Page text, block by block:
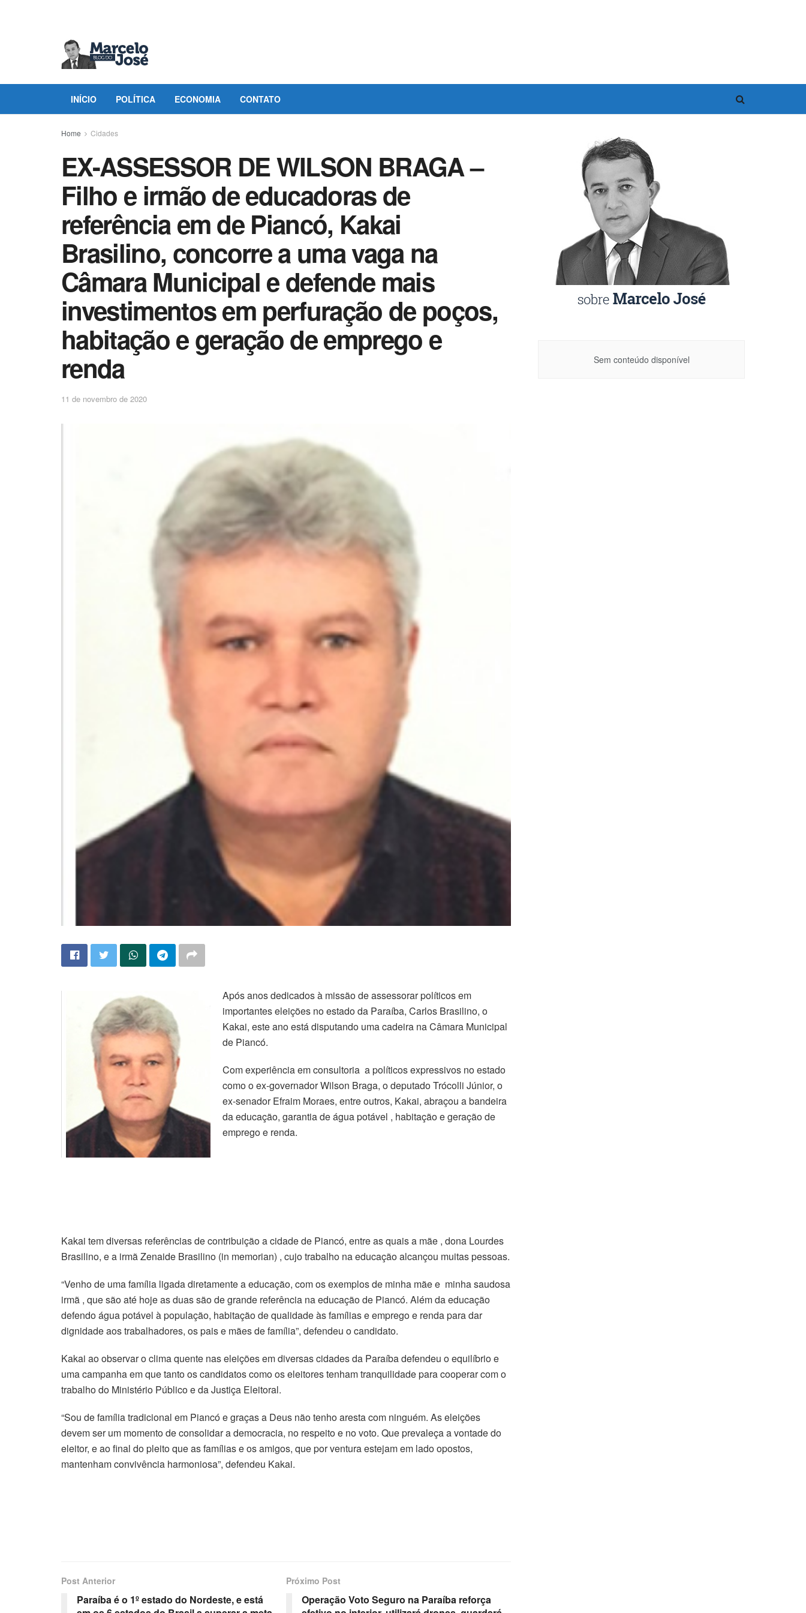
INÍCIO POLÍTICA ECONOMIA CONTATO
Home Cidades
EX-ASSESSOR DE WILSON BRAGA –
Filho e irmão de educadoras de
referência em de Piancó, Kakai
Brasilino, concorre a uma vaga na
Câmara Municipal e defende mais
investimentos em perfuração de poços,
habitação e geração de emprego e
renda
11 de novembro de 2020
Após anos dedicados à missão de assessorar políticos em
importantes eleições no estado da Paraíba, Carlos Brasilino, o
Kakai, este ano está disputando uma cadeira na Câmara Municipal
de Piancó.
Com experiência em consultoria a políticos expressivos no estado
como o ex-governador Wilson Braga, o deputado Trócolli Júnior, o
ex-senador Efraim Moraes, entre outros, Kakai, abraçou a bandeira
da educação, garantia de água potável , habitação e geração de
emprego e renda.
Kakai tem diversas referências de contribuição a cidade de Piancó, entre as quais a mãe , dona Lourdes
Brasilino, e a irmã Zenaide Brasilino (in memorian) , cujo trabalho na educação alcançou muitas pessoas.
“Venho de uma família ligada diretamente a educação, com os exemplos de minha mãe e minha saudosa
irmã , que são até hoje as duas são de grande referência na educação de Piancó. Além da educação
defendo água potável à população, habitação de qualidade às famílias e emprego e renda para dar
dignidade aos trabalhadores, os pais e mães de família”, defendeu o candidato.
Kakai ao observar o clima quente nas eleições em diversas cidades da Paraíba defendeu o equilíbrio e
uma campanha em que tanto os candidatos como os eleitores tenham tranquilidade para cooperar com o
trabalho do Ministério Público e da Justiça Eleitoral.
“Sou de família tradicional em Piancó e graças a Deus não tenho aresta com ninguém. As eleições
devem ser um momento de consolidar a democracia, no respeito e no voto. Que prevaleça a vontade do
eleitor, e ao final do pleito que as famílias e os amigos, que por ventura estejam em lado opostos,
mantenham convivência harmoniosa”, defendeu Kakai.
Post Anterior
Paraíba é o 1º estado do Nordeste, e está
Próximo Post
Operação Voto Seguro na Paraíba reforça
Sem conteúdo disponível